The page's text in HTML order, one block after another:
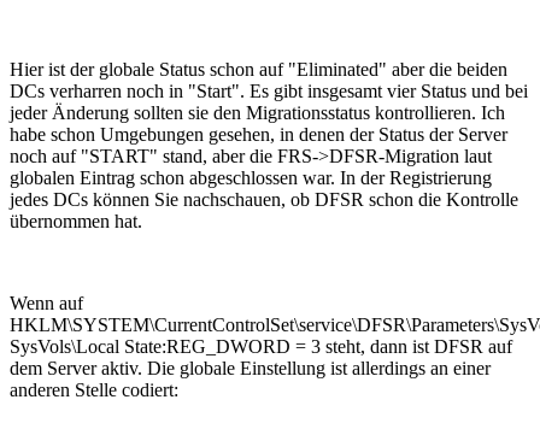
Hier ist der globale Status schon auf "Eliminated" aber die beiden
DCs verharren noch in "Start". Es gibt insgesamt vier Status und bei
jeder Änderung sollten sie den Migrationsstatus kontrollieren. Ich
habe schon Umgebungen gesehen, in denen der Status der Server
noch auf "START" stand, aber die FRS->DFSR-Migration laut
globalen Eintrag schon abgeschlossen war. In der Registrierung
jedes DCs können Sie nachschauen, ob DFSR schon die Kontrolle
übernommen hat.
Wenn auf
SysVols\Local State:REG_DWORD = 3 steht, dann ist DFSR auf
dem Server aktiv. Die globale Einstellung ist allerdings an einer
anderen Stelle codiert: